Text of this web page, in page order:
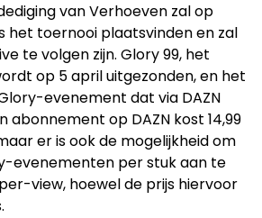
van Verhoeven zal op
het toernooi plaatsvinden en zal
te volgen zijn. Glory 99, het
op 5 april uitgezonden, en het
evenement dat via DAZN
abonnement op DAZN kost 14,99
er is ook de mogelijkheid om
evenementen per stuk aan te
view, hoewel de prijs hiervoor